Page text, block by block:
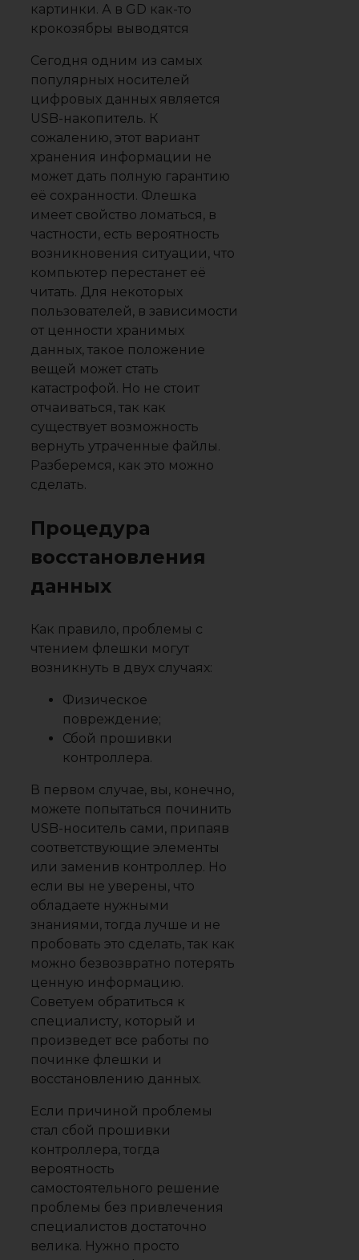
Сегодня одним из самых
популярных носителей
цифровых данных является
USB-накопитель. К
сожалению, этот вариант
хранения информации не
может дать полную гарантию
её сохранности. Флешка
имеет свойство ломаться, в
частности, есть вероятность
возникновения ситуации, что
компьютер перестанет её
читать. Для некоторых
пользователей, в зависимости
от ценности хранимых
данных, такое положение
вещей может стать
катастрофой. Но не стоит
отчаиваться, так как
существует возможность
вернуть утраченные файлы.
Разберемся, как это можно
сделать.
Процедура
восстановления
данных
Как правило, проблемы с
чтением флешки могут
возникнуть в двух случаях:
Физическое
повреждение;
Сбой прошивки
контроллера.
В первом случае, вы, конечно,
можете попытаться починить
USB-носитель сами, припаяв
соответствующие элементы
или заменив контроллер. Но
если вы не уверены, что
обладаете нужными
знаниями, тогда лучше и не
пробовать это сделать, так как
можно безвозвратно потерять
ценную информацию.
Советуем обратиться к
специалисту, который и
произведет все работы по
починке флешки и
восстановлению данных.
Если причиной проблемы
стал сбой прошивки
контроллера, тогда
вероятность
самостоятельного решение
проблемы без привлечения
специалистов достаточно
велика. Нужно просто